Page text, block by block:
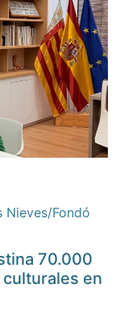
Nieves/Fondó
70.000
en